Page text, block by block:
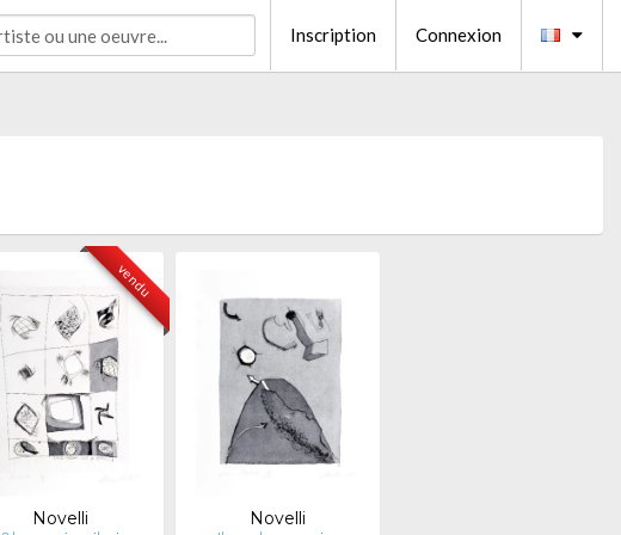
Inscription Connexion
vendu
Novelli Novelli